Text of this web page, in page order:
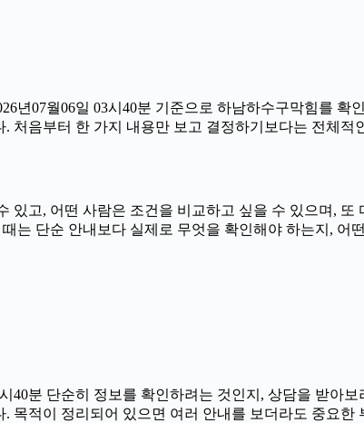
년07월06일 03시40분 기준으로 하남하수구막힘를 확
음부터 한 가지 내용만 보고 결정하기보다는 전체적
고, 어떤 사람은 조건을 비교하고 싶을 수 있으며, 또
는 단순 안내보다 실제로 무엇을 확인해야 하는지, 어
40분 단순히 정보를 확인하려는 것인지, 상담을 받아
적이 정리되어 있으면 여러 안내를 보더라도 중요한